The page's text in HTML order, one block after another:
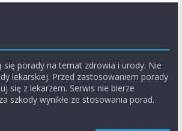
się porady na temat zdrowia i urody. Nie
lekarskiej. Przed zastosowaniem porady
się z lekarzem. Serwis nie bierze
szkody wynikłe ze stosowania porad.